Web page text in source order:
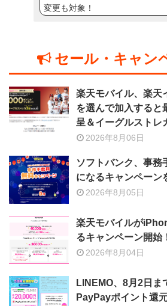
変更も対象！
セール・キャン
楽天モバイル、楽天
を選んで加入すると
呈＆イーグルストレ
2026年8月06日
ソフトバンク、事務
になるキャンペーン
2026年8月05日
楽天モバイルが
るキャンペーン開始
2026年8月04日
LINEMO、8月2日ま
PayPayポイント還